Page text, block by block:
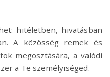
hitéletben, hivatásban
A közösség remek és
megosztására, a valódi
a Te személyiséged.